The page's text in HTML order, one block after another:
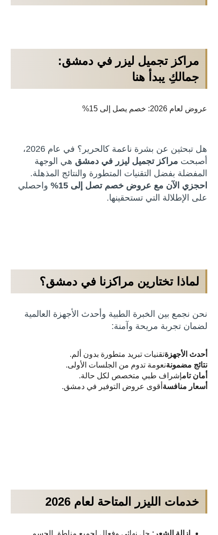
مراكز تجميل ليزر في دمشق:
جمالكِ يبدأ هنا
عروض لعام 2026: خصم يصل إلى 15%
هل تبحثين عن بشرة ناعمة كالحرير؟ في عام 2026،
أصبحت مراكز تجميل ليزر في دمشق هي الوجهة
المفضلة بفضل التقنيات المتطورة والنتائج المذهلة.
احجزي الآن مع عروض خصم تصل إلى 15%
واحصلي
على الإطلالة التي تستحقينها.
لماذا تختارين مراكزنا في دمشق؟
نحن نجمع بين الخبرة الطبية وأحدث الأجهزة العالمية
لضمان تجربة مريحة وآمنة:
أحدث الأجهزةتقنيات تبريد متطورة بدون ألم.
نتائج مضمونةنعومة تدوم من الجلسات الأولى.
أمان تامإشراف طبي متخصص لكل حالة.
أسعار منافسة أقوى عروض التوفير في دمشق.
خدمات الليزر المتاحة لعام 2026